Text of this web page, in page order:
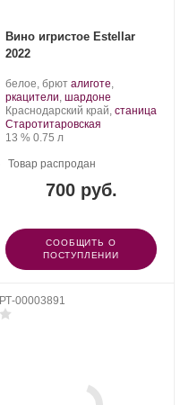
Вино игристое Estellar
2022
Производитель:
Estellar.
белое, брют .
Сорт
винограда:
алиготе,
ркацители, шардоне
Регион:
Краснодарский край, станица
Старотитаровская
Крепость
13 %. Объем
0.75 л
700 руб.
Товар распродан
СООБЩИТЬ О
ПОСТУПЛЕНИИ
РТ-00003891